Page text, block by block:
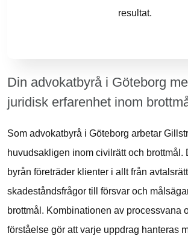
Din advokatbyrå i Göteborg
juridisk erfarenhet inom
Som advokatbyrå i Göteborg arbetar
huvudsakligen inom civilrätt och brottmål.
byrån företräder klienter i allt från
skadeståndsfrågor till försvar och
brottmål. Kombinationen av processvana
förståelse gör att varje uppdrag hanteras
resultat.